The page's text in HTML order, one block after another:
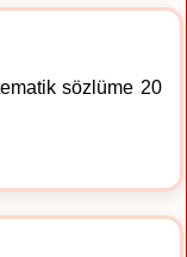
sözlüme 20